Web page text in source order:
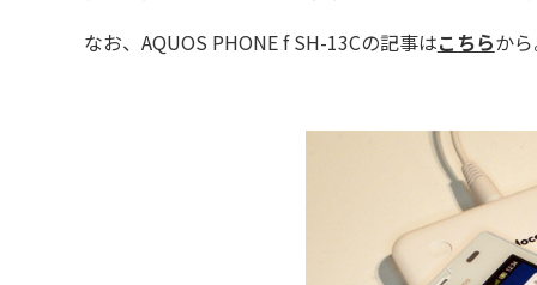
なお、AQUOS PHONE f SH-13Cの記事はこちらか